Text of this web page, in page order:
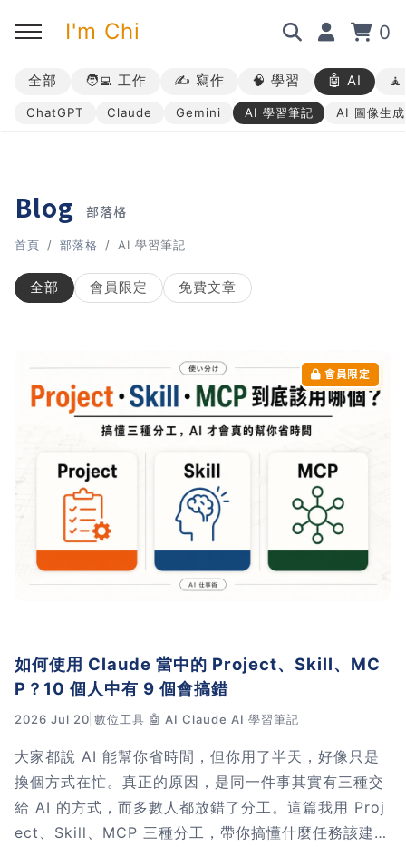
I'm Chi 0
回主選單
➡︎ 所有內容
回主選單
➡︎ 業配合作
回主選單
➡︎ 講座活動
回主選單
AI 職場應用｜ChatGPT 職場
應用入門
AI 職場應用｜上班族的 AI 學
AI 職場應用｜NotebookLM
職場工作復盤術
職場思維與工作術｜時間管理
職場思維與工作術｜圖解問題
分析與解決 x AI 視覺化實戰
軟體開發實務｜技術文件寫作
全部 🧑‍💻 工作 ✍️ 寫作 🧠 學習 🤖 AI
ChatGPT Claude Gemini AI 學習筆記 AI 圖像生成
Blog 部落格
首頁 部落格 AI 學習筆記
全部 會員限定 免費文章
如何使用 Claude 當中的 Project、Skill、MC
P？10 個人中有 9 個會搞錯
2026 Jul 20 數位工具 🤖 AI Claude AI 學習筆記
大家都說 AI 能幫你省時間，但你用了半天，好像只是
換個方式在忙。真正的原因，是同一件事其實有三種交
給 AI 的方式，而多數人都放錯了分工。這篇我用 Proj
ect、Skill、MCP 三種分工，帶你搞懂什麼任務該建 P